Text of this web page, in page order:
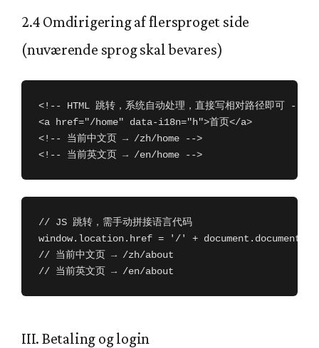
2.4 Omdirigering af flersproget side
(nuværende sprog skal bevares)
<!-- HTML 跳转，系统自动处理，直接写相对路径即可 -->
<a href="/home" data-i18n="h">首页</a>
<!-- 当前中文页 → /zh/home -->
<!-- 当前英文页 → /en/home -->
// JS 跳转，需手动拼接语言代码
window.location.href = '/' +
// 当前中文页 → /zh/about
// 当前英文页 → /en/about
III. Betaling og login